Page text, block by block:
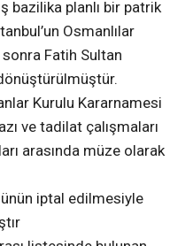
bazilika planlı bir patrik
Osmanlılar
Fatih Sultan
Kurulu Kararnamesi
ve tadilat çalışmaları
arasında müze olarak
iptal edilmesiyle